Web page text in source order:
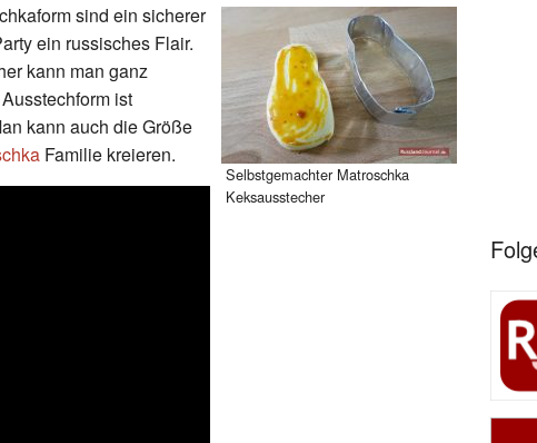
Selbstgemachter Matroschka
Keksausstecher
sind ein sicherer
ein russisches Flair.
kann man ganz
ist
kann auch die Größe
Familie kreieren.